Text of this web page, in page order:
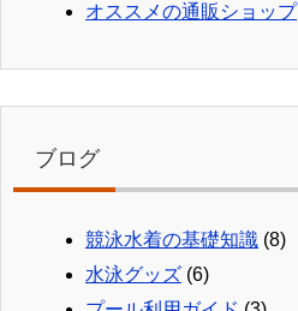
オススメの通販ショップ
ブログ
競泳水着の基礎知識 (8)
水泳グッズ (6)